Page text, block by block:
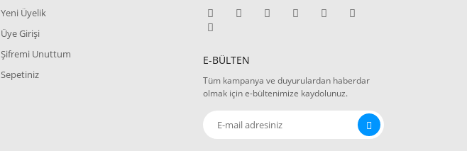
Yeni Üyelik
Üye Girişi
Şifremi Unuttum
Sepetiniz
E-BÜLTEN
Tüm kampanya ve duyurulardan haberdar
olmak için e-bültenimize kaydolunuz.